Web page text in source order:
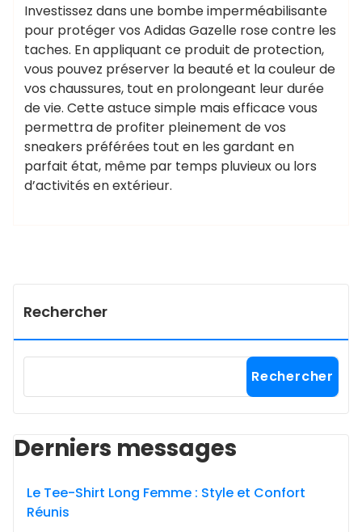
Investissez dans une bombe imperméabilisante
pour protéger vos Adidas Gazelle rose contre les
taches. En appliquant ce produit de protection,
vous pouvez préserver la beauté et la couleur de
vos chaussures, tout en prolongeant leur durée
de vie. Cette astuce simple mais efficace vous
permettra de profiter pleinement de vos
sneakers préférées tout en les gardant en
parfait état, même par temps pluvieux ou lors
d’activités en extérieur.
Rechercher
Rechercher
Derniers messages
Le Tee-Shirt Long Femme : Style et Confort
Réunis